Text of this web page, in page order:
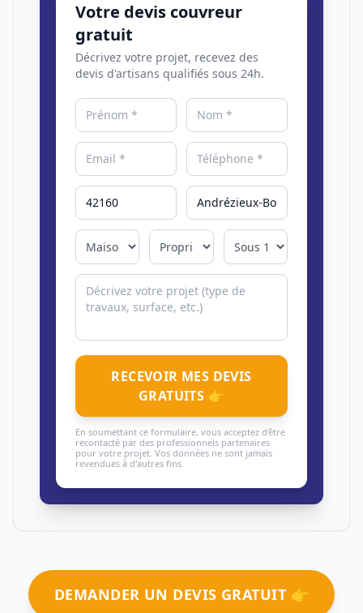
Votre devis couvreur
gratuit
Décrivez votre projet, recevez des
devis d'artisans qualifiés sous 24h.
RECEVOIR MES DEVIS
GRATUITS 👉
En soumettant ce formulaire, vous acceptez d'être
recontacté par des professionnels partenaires
pour votre projet. Vos données ne sont jamais
revendues à d'autres fins.
DEMANDER UN DEVIS GRATUIT 👉